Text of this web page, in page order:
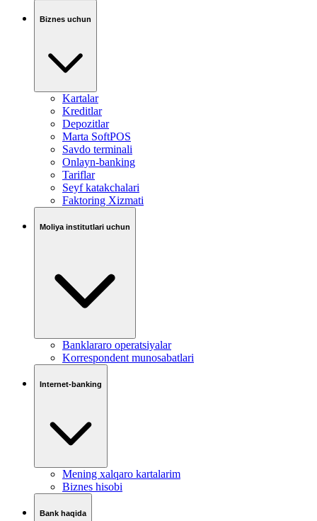
Biznes uchun
Kartalar
Kreditlar
Depozitlar
Marta SoftPOS
Savdo terminali
Onlayn-banking
Tariflar
Seyf katakchalari
Faktoring Xizmati
Moliya institutlari uchun
Banklararo operatsiyalar
Korrespondent munosabatlari
Internet-banking
Mening xalqaro kartalarim
Biznes hisobi
Bank haqida